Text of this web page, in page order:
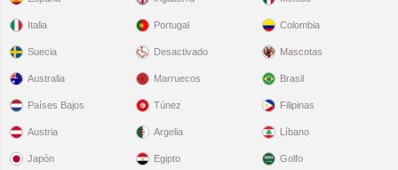
Italia
Suecia
Portugal
Desactivado
Colombia
Mascotas
Australia
Países Bajos
Austria
Japón
Marruecos
Túnez
Argelia
Egipto
Brasil
Filipinas
Líbano
Golfo